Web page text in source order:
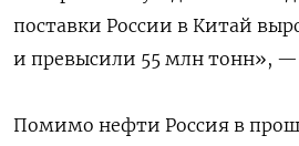
поставки России в Китай
и превысили 55 млн тонн», —
Помимо нефти Россия в